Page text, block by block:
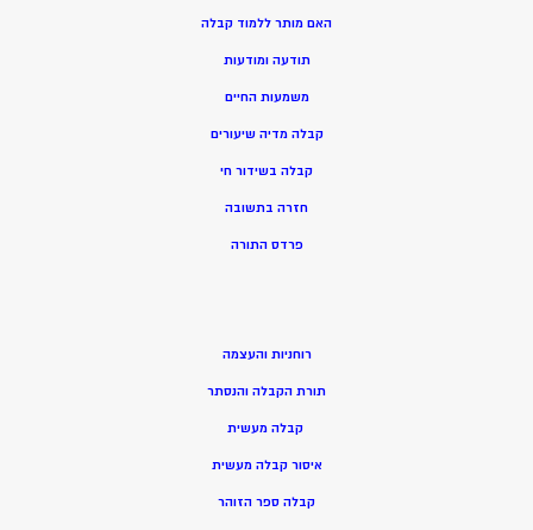
האם מותר ללמוד קבלה
תודעה ומודעות
משמעות החיים
קבלה מדיה שיעורים
קבלה בשידור חי
חזרה בתשובה
פרדס התורה
רוחניות והעצמה
תורת הקבלה והנסתר
קבלה מעשית
איסור קבלה מעשית
קבלה ספר הזוהר